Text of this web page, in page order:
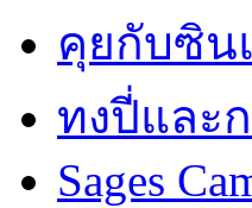
คุยกับซิน
ทงปี่และ
Sages